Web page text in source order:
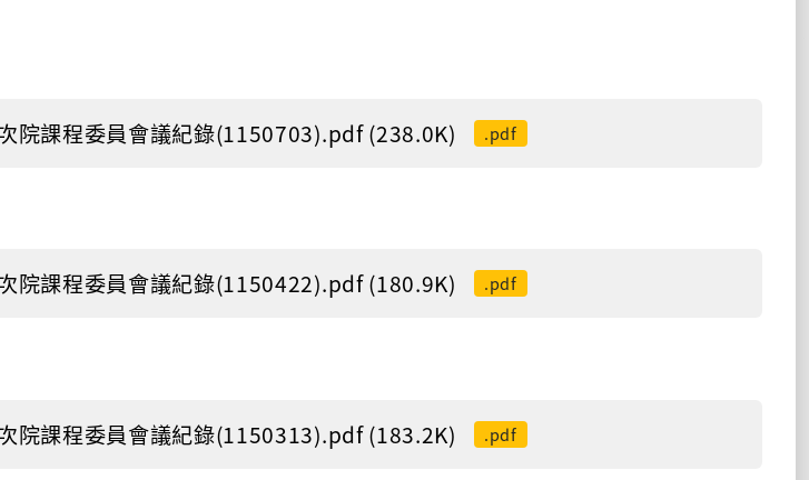
院課程委員會議紀錄(1150703).pdf (238.0K) .pdf
院課程委員會議紀錄(1150422).pdf (180.9K) .pdf
院課程委員會議紀錄(1150313).pdf (183.2K) .pdf